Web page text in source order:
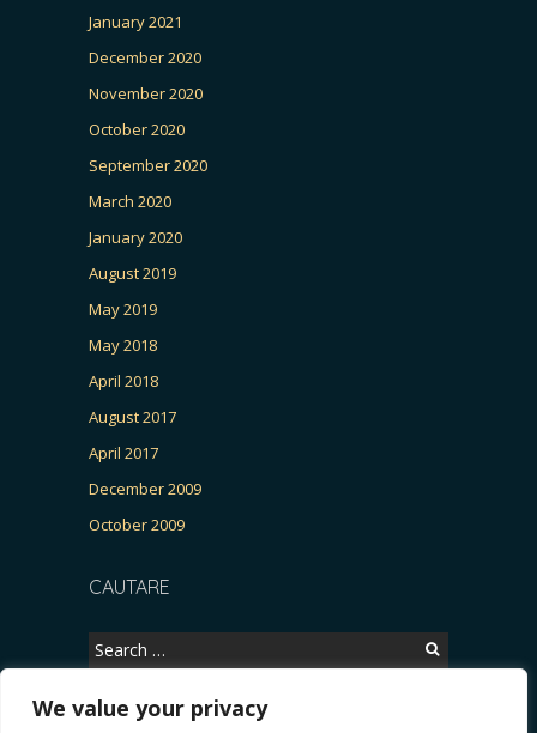
We value your privacy
January 2021
December 2020
November 2020
October 2020
September 2020
March 2020
January 2020
August 2019
May 2019
May 2018
April 2018
August 2017
April 2017
December 2009
October 2009
CAUTARE
Search
for: